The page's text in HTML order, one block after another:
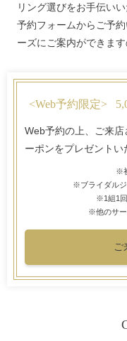
リング選びをお手伝いい
予約フォームからご予
ーズにご案内ができま
<Web予約限定>
Web予約の上、ご来
ーポンをプレゼントい
※
※ブライダルジ
※1組1回
※他のサー
ご